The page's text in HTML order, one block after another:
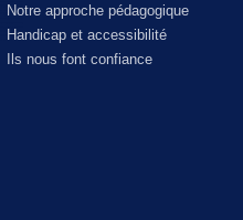
Notre approche pédagogique
Handicap et accessibilité
Ils nous font confiance